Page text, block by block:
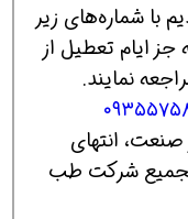
‌با شماره‌های زیر
ایام تعطیل از
انتهای
تجمیع شرکت طب